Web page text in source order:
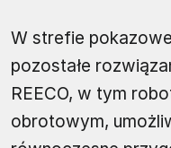
W strefie
pozostałe
REECO, w tym
obrotowym,